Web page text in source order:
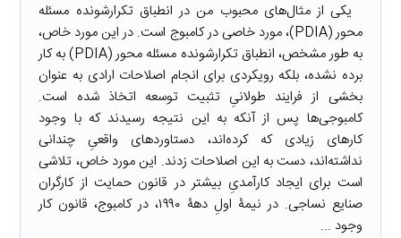
یکی از مثال‌های محبوب من در انطباق تکرارشونده مسئله
محور (PDIA)، مورد خاصی در کامبوج است. در این مورد خاص،
به طور مشخص، انطباق تکرارشونده مسئله محور (PDIA) به کار
برده نشده، بلکه رویکردی برای انجام اصلاحات ارادی به عنوان
بخشی از فرایند طولانیِ تثبیت توسعه اتخاذ شده است.
کامبوجی‌ها پس از آنکه به این نتیجه رسیدند که با وجود
کارهای زیادی که کرده‌اند، دستاوردهای واقعیِ چندانی
نداشته‌اند، دست به این اصلاحات زدند. این مورد خاص، تلاشی
است برای ایجاد کارآمدیِ بیشتر در قانون حمایت از کارگران
صنایع نساجی. در نیمۀ اولِ دهۀ ۱۹۹۰، در کامبوج، قانون کار
وجود ...